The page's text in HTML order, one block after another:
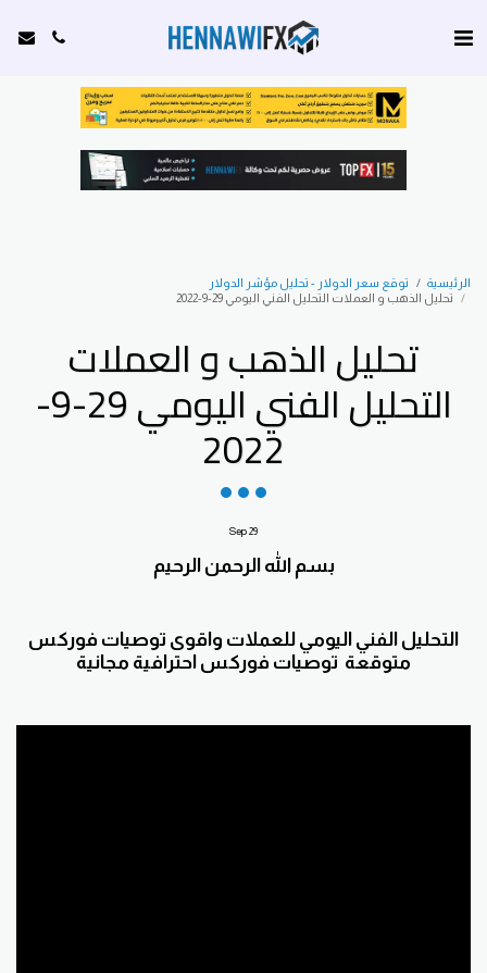
الرئيسية
توقع سعر الدولار - تحليل مؤشر الدولار
تحليل الذهب و العملات التحليل الفني اليومي 29-9-2022
تحليل الذهب و العملات
التحليل الفني اليومي 29-9-
2022
29
Sep
بسم الله الرحمن الرحيم
التحليل الفني اليومي للعملات واقوى توصيات فوركس
متوقعة توصيات فوركس احترافية مجانية